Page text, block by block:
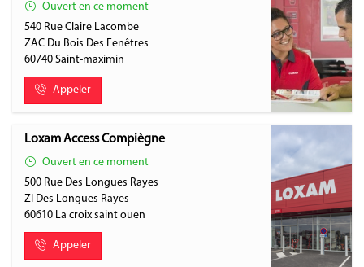
Ouvert en ce moment
540 Rue Claire Lacombe
ZAC Du Bois Des Fenêtres
60740 Saint-maximin
Appeler
Loxam Access Compiègne
Ouvert en ce moment
500 Rue Des Longues Rayes
ZI Des Longues Rayes
60610 La croix saint ouen
Appeler